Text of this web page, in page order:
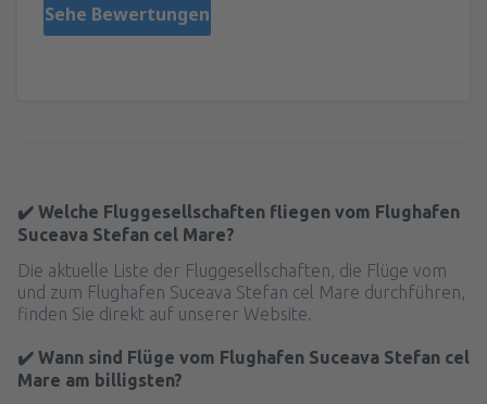
Sehe Bewertungen
✔️ Welche Fluggesellschaften fliegen vom Flughafen
Suceava Stefan cel Mare?
Die aktuelle Liste der Fluggesellschaften, die Flüge vom
und zum Flughafen Suceava Stefan cel Mare durchführen,
finden Sie direkt auf unserer Website.
✔️ Wann sind Flüge vom Flughafen Suceava Stefan cel
Mare am billigsten?